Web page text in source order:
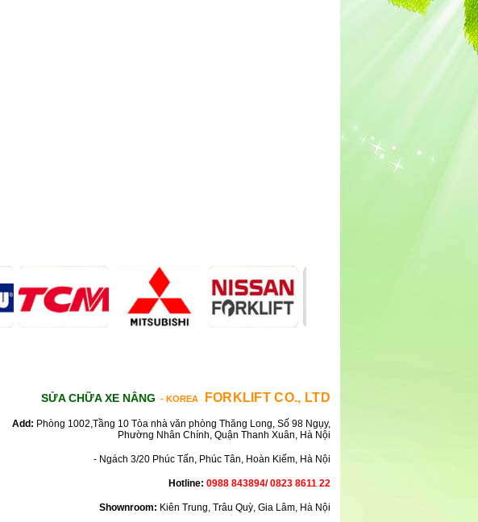
SỬA CHỮA XE NÂNG - KOREA FORKLIFT CO., LTD
Add: Phòng 1002,Tầng 10 Tòa nhà văn phòng Thăng Long, Số 98 Ngụy,
Phường Nhân Chính, Quận Thanh Xuân, Hà Nội
- Ngách 3/20 Phúc Tấn, Phúc Tân, Hoàn Kiếm, Hà Nội
Hotline: 0988 843894/ 0823 8611 22
Shownroom: Kiên Trung, Trâu Quỳ, Gia Lâm, Hà Nội